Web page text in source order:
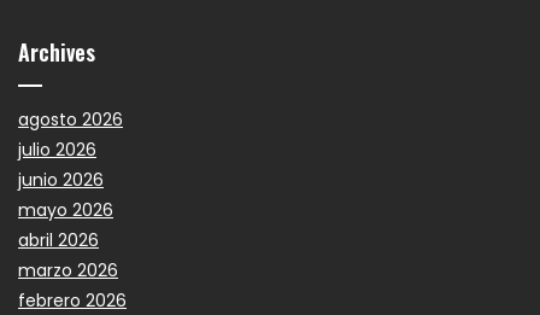
Archives
agosto 2026
julio 2026
junio 2026
mayo 2026
abril 2026
marzo 2026
febrero 2026